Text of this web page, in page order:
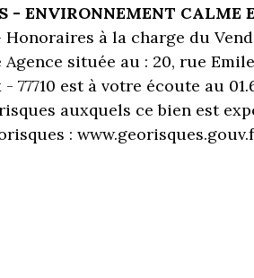
- ENVIRONNEMENT CALME
Honoraires à la charge du
située au : 20, rue
est à votre écoute au
auxquels ce bien est
: